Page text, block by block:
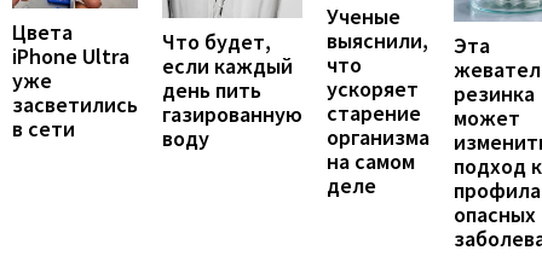
Цвета
iPhone Ultra
уже
засветились
в сети
Что будет,
если каждый
день пить
газированную
воду
Ученые
выяснили,
что
ускоряет
старение
организма
на самом
деле
Эта
резинка
может
подход к
опасных